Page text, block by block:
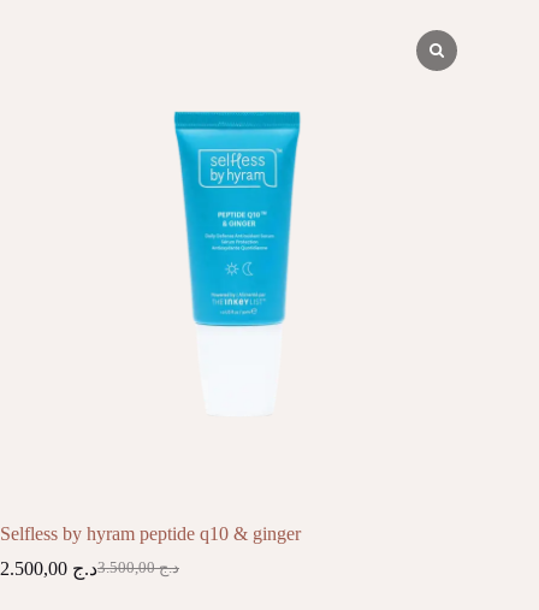
Selfless by hyram peptide q10 & ginger
د.ج3.500,00
Leد.جLe